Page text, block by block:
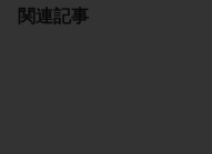
関連記事